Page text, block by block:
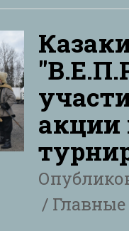
акции
Главные